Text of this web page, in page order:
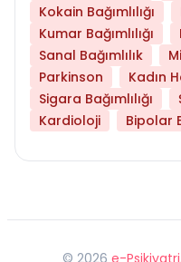
Kokain Bağımlılığı
Kumar Bağımlılığı
Sanal Bağımlılık
Parkinson
Kadın
Sigara Bağımlılığı
Kardioloji
Bipolar
© 2026 e-